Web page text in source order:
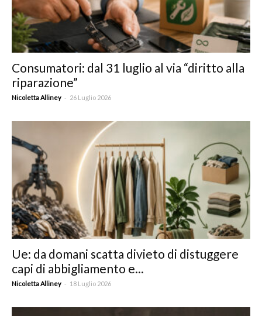
Consumatori: dal 31 luglio al via “diritto alla
riparazione”
Nicoletta Alliney - 26 Luglio 2026
Ue: da domani scatta divieto di distuggere
capi di abbigliamento e...
Nicoletta Alliney - 18 Luglio 2026